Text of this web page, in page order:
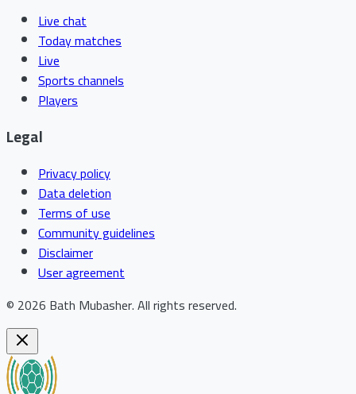
Live chat
Today matches
Live
Sports channels
Players
Legal
Privacy policy
Data deletion
Terms of use
Community guidelines
Disclaimer
User agreement
© 2026 Bath Mubasher.All rights reserved.